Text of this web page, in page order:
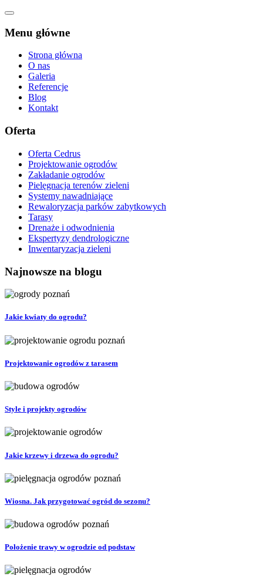
Menu główne
Strona główna
O nas
Galeria
Referencje
Blog
Kontakt
Oferta
Oferta Cedrus
Projektowanie ogrodów
Zakładanie ogrodów
Pielęgnacja terenów zieleni
Systemy nawadniające
Rewaloryzacja parków zabytkowych
Tarasy
Drenaże i odwodnienia
Ekspertyzy dendrologiczne
Inwentaryzacja zieleni
Najnowsze na blogu
Jakie kwiaty do ogrodu?
Projektowanie ogrodów z tarasem
Style i projekty ogrodów
Jakie krzewy i drzewa do ogrodu?
Wiosna. Jak przygotować ogród do sezonu?
Położenie trawy w ogrodzie od podstaw